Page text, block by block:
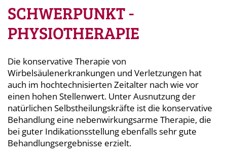
SCHWERPUNKT -
PHYSIOTHERAPIE
Die konservative Therapie von
Wirbelsäulenerkrankungen und Verletzungen hat
auch im hochtechnisierten Zeitalter nach wie vor
einen hohen Stellenwert. Unter Ausnutzung der
natürlichen Selbstheilungskräfte ist die konservative
Behandlung eine nebenwirkungsarme Therapie, die
bei guter Indikationsstellung ebenfalls sehr gute
Behandlungsergebnisse erzielt.